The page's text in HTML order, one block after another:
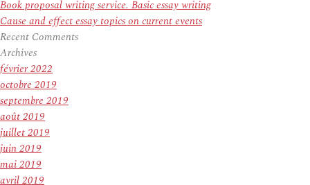
Book proposal writing service. Basic essay writing
Cause and effect essay topics on current events
Recent Comments
Archives
février 2022
octobre 2019
septembre 2019
août 2019
juillet 2019
juin 2019
mai 2019
avril 2019